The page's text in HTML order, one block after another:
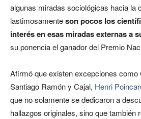
algunas miradas sociológicas hacia la
lastimosamenteson pocos los
interés en esas miradas externas a
su ponencia el ganador del Premio
Afirmó que existen excepciones como
Santiago Ramón y Cajal, Henri
que no solamente se dedicaron a
hallazgos originales, sino que también